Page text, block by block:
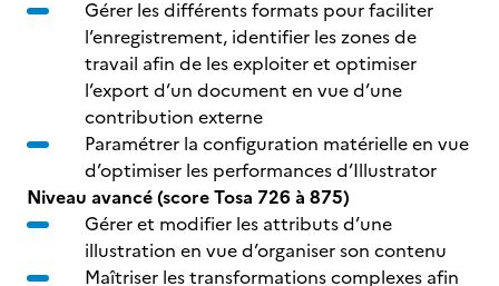
Gérer les différents formats pour faciliter
l’enregistrement, identifier les zones de
travail afin de les exploiter et optimiser
l’export d’un document en vue d’une
contribution externe
Paramétrer la configuration matérielle en vue
d’optimiser les performances d’Illustrator
Niveau avancé (score Tosa 726 à 875)
Gérer et modifier les attributs d’une
illustration en vue d’organiser son contenu
Maîtriser les transformations complexes afin